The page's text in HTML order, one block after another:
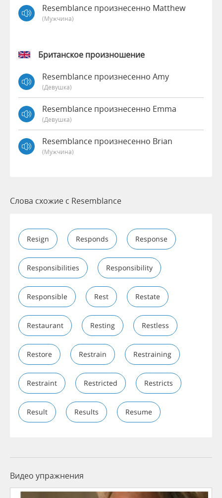
Resemblance произнесенно Matthew
(мужчина)
Британское произношение
Resemblance произнесенно Amy
(девушка)
Resemblance произнесенно Emma
(девушка)
Resemblance произнесенно Brian
(мужчина)
Слова схожие с Resemblance
Resign Responds Response
Responsibilities Responsibility
Responsible Rest Restate
Restaurant Resting Restless
Restore Restrain Restraining
Restraint Restricted Restricts
Result Results Resume
Видео упражнения